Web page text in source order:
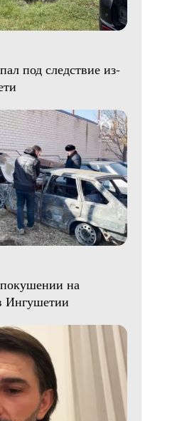
под следствие из-
на
Ингушетии